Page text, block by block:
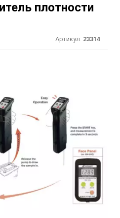
плотности
Артикул: 23314